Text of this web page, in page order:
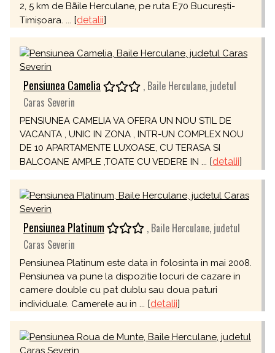
2, 5 km de Bãile Herculane, pe ruta E70 București-
Timișoara. ... [detalii]
Pensiunea Camelia
, Baile Herculane, judetul
Caras Severin
PENSIUNEA CAMELIA VA OFERA UN NOU STIL DE
VACANTA , UNIC IN ZONA , INTR-UN COMPLEX NOU
DE 10 APARTAMENTE LUXOASE, CU TERASA SI
BALCOANE AMPLE ,TOATE CU VEDERE IN ... [detalii]
Pensiunea Platinum
, Baile Herculane, judetul
Caras Severin
Pensiunea Platinum este data in folosinta in mai 2008.
Pensiunea va pune la dispozitie locuri de cazare in
camere double cu pat dublu sau doua paturi
individuale. Camerele au in ... [detalii]